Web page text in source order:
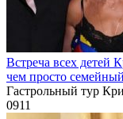
Встреча всех детей
чем просто
Гастрольный тур
0911